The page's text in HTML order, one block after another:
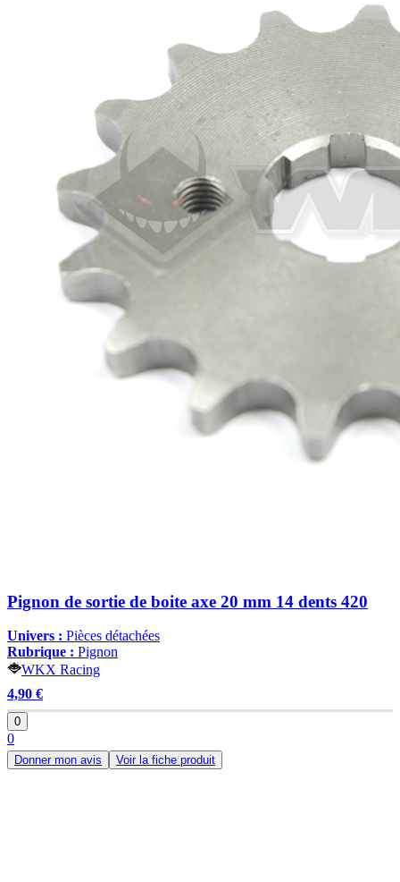
Pignon de sortie de boite axe 20 mm 14 dents 420
Univers : Pièces détachées
Rubrique : Pignon
WKX Racing
4,90 €
0
0
Donner mon avis Voir la fiche produit